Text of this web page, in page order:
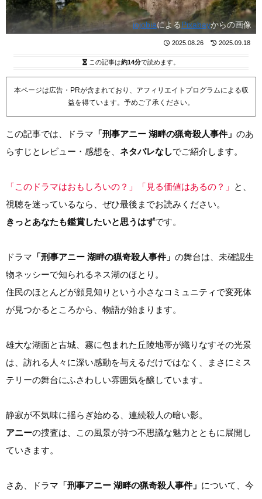
jojobiaによるPixabayからの画像
2025.08.26 2025.09.18
この記事は約14分で読めます。
本ページは広告・PRが含まれており、アフィリエイトプログラムによる収
益を得ています。予めご了承ください。
この記事では、ドラマ 「刑事アニー 湖畔の猟奇殺人事件」 のあ
らすじとレビュー・感想を、 ネタバレなしでご紹介します。
「このドラマはおもしろいの？」「見る価値はあるの？」
と、
視聴を迷っているなら、ぜひ最後までお読みください。
きっとあなたも鑑賞したいと思うはずです。
ドラマ 「刑事アニー 湖畔の猟奇殺人事件」 の舞台は、未確認生
物ネッシーで知られるネス湖のほとり。
住民のほとんどが顔見知りという小さなコミュニティで変死体
が見つかるところから、物語が始まります。
雄大な湖面と古城、霧に包まれた丘陵地帯が織りなすその光景
は、訪れる人々に深い感動を与えるだけではなく、まさにミス
テリーの舞台にふさわしい雰囲気を醸しています。
静寂が不気味に揺らぎ始める、連続殺人の暗い影。
アニーの捜査は、この風景が持つ不思議な魅力とともに展開し
ていきます。
さあ、ドラマ 「刑事アニー 湖畔の猟奇殺人事件」 について、今